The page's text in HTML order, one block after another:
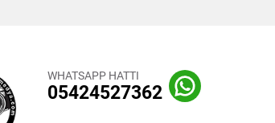
WHATSAPP HATTI
05424527362